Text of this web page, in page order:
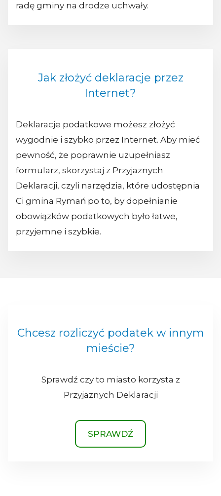
radę gminy na drodze uchwały.
Jak złożyć deklaracje przez
Internet?
Deklaracje podatkowe możesz złożyć
wygodnie i szybko przez Internet. Aby mieć
pewność, że poprawnie uzupełniasz
formularz, skorzystaj z Przyjaznych
Deklaracji, czyli narzędzia, które udostępnia
Ci gmina Rymań po to, by dopełnianie
obowiązków podatkowych było łatwe,
przyjemne i szybkie.
Chcesz rozliczyć podatek w innym
mieście?
Sprawdź czy to miasto korzysta z
Przyjaznych Deklaracji
SPRAWDŹ